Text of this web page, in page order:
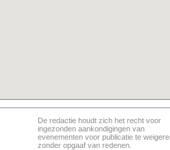
De redactie houdt zich het recht voor
ingezonden aankondigingen van
evenementen voor publicatie te
zonder opgaaf van redenen.